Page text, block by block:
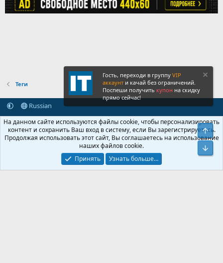
Теги
Russian
Обратная связь
Условия и правила
Политика конфиденциальности
Помощь Главная
R
S
S
Community platform by XenForo® © 2010-2026 XenForo Ltd.
Крупнейший форум по обмену приватной информацией
© 2013-2026 ITNULL.me| XenForo® © 2026 XenForo Ltd.
Гость, переходи в группу VIP
аккаунт и качай без ограничений.
Поспеши получить купон на скидку
прямо сейчас!
На данном сайте используются файлы cookie, чтобы персонализировать
контент и сохранить Ваш вход в систему, если Вы зарегистрируетесь.
Продолжая использовать этот сайт, Вы соглашаетесь на использование
наших файлов cookie.
Принять
Узнать больше…